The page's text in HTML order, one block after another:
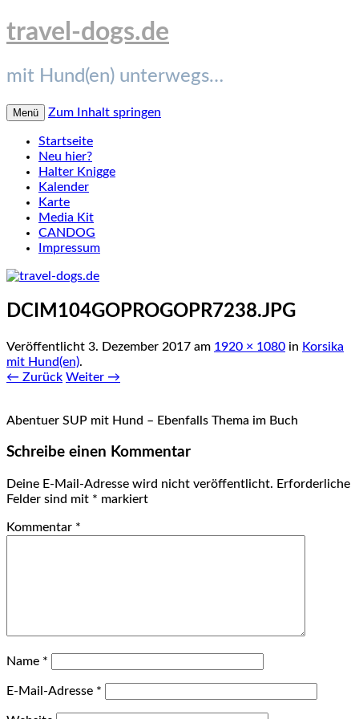
travel-dogs.de
mit Hund(en) unterwegs…
Menü Zum Inhalt springen
Startseite
Neu hier?
Halter Knigge
Kalender
Karte
Media Kit
CANDOG
Impressum
DCIM104GOPROGOPR7238.JPG
Veröffentlicht 3. Dezember 2017 am 1920 × 1080 in Korsika
mit Hund(en).
← Zurück Weiter →
Abentuer SUP mit Hund – Ebenfalls Thema im Buch
Schreibe einen Kommentar
Deine E-Mail-Adresse wird nicht veröffentlicht. Erforderliche
Felder sind mit * markiert
Kommentar *
Name *
E-Mail-Adresse *